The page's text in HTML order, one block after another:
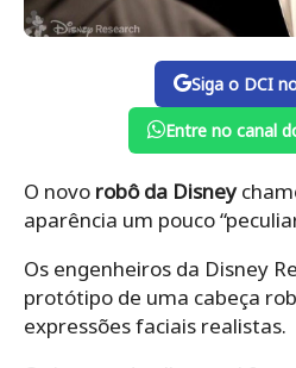
Siga o DCI
Entre no canal
O novo robô da Disney
aparência um pouco
Os engenheiros da Disney
protótipo de uma cabeça
expressões faciais realistas.